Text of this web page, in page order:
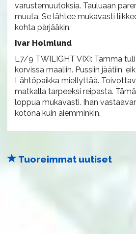
varustemuutoksia. Tauluaan
muuta. Se lähtee mukavasti
kohta pärjääkin.
Ivar Holmlund
L7/9 TWILIGHT VIXI: Tamma
korvissa maaliin. Pussiin jäätiin,
Lähtöpaikka miellyttää.
matkalla tarpeeksi reipasta.
loppua mukavasti. Ihan
kotona kuin aiemminkin.
Tuoreimmat uutiset